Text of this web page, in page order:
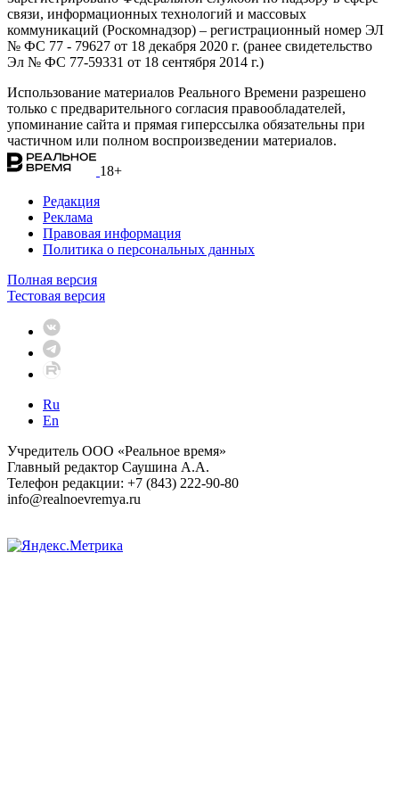
связи, информационных технологий и массовых
коммуникаций (Роскомнадзор) – регистрационный номер ЭЛ
№ ФС 77 - 79627 от 18 декабря 2020 г. (ранее свидетельство
Эл № ФС 77-59331 от 18 сентября 2014 г.)
Использование материалов Реального Времени разрешено
только с предварительного согласия правообладателей,
упоминание сайта и прямая гиперссылка обязательны при
частичном или полном воспроизведении материалов.
18+
Редакция
Реклама
Правовая информация
Политика о персональных данных
Полная версия
Тестовая версия
Ru
En
Учредитель ООО «Реальное время»
Главный редактор Саушина А.А.
Телефон редакции: +7 (843) 222-90-80
info@realnoevremya.ru